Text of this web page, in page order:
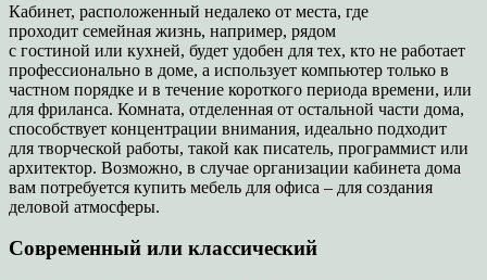
Кабинет, расположенный недалеко от места, где
проходит семейная жизнь, например, рядом
с гостиной или кухней, будет удобен для тех, кто не работает
профессионально в доме, а использует компьютер только в
частном порядке и в течение короткого периода времени, или
для фриланса. Комната, отделенная от остальной части дома,
способствует концентрации внимания, идеально подходит
для творческой работы, такой как писатель, программист или
архитектор. Возможно, в случае организации кабинета дома
вам потребуется купить мебель для офиса – для создания
деловой атмосферы.
Современный или классический